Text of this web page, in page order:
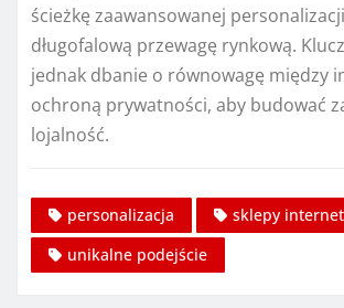
ścieżkę zaawansowanej
długofalową przewagę rynkową.
jednak dbanie o równowagę między
ochroną prywatności, aby budować
lojalność.
personalizacja
sklepy internet
unikalne podejście